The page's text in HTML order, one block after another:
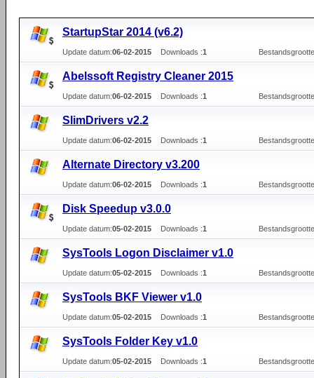
StartupStar 2014 (v6.2)
Update datum:06-02-2015 Downloads :1
Abelssoft Registry Cleaner 2015
Update datum:06-02-2015 Downloads :1
SlimDrivers v2.2
Update datum:06-02-2015 Downloads :1
Alternate Directory v3.200
Update datum:06-02-2015 Downloads :1
Disk Speedup v3.0.0
Update datum:05-02-2015 Downloads :1
SysTools Logon Disclaimer v1.0
Update datum:05-02-2015 Downloads :1
SysTools BKF Viewer v1.0
Update datum:05-02-2015 Downloads :1
SysTools Folder Key v1.0
Update datum:05-02-2015 Downloads :1